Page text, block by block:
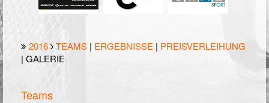
2016 TEAMS | ERGEBNISSE | PREISVERLEIHUNG
| GALERIE
Teams